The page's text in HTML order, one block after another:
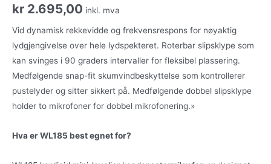
kr 2.695,00 inkl. mva
Vid dynamisk rekkevidde og frekvensrespons for nøyaktig
lydgjengivelse over hele lydspekteret. Roterbar slipsklype som
kan svinges i 90 graders intervaller for fleksibel plassering.
Medfølgende snap-fit skumvindbeskyttelse som kontrollerer
pustelyder og sitter sikkert på. Medfølgende dobbel slipsklype
holder to mikrofoner for dobbel mikrofonering.»
Hva er WL185 best egnet for?